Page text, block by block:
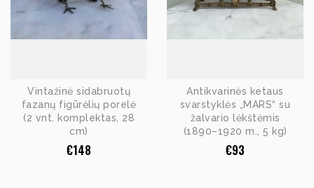
Vintažinė sidabruotų
fazanų figūrėlių porelė
(2 vnt. komplektas, 28
cm)
€148
Antikvarinės ketaus
svarstyklės „MARS“ su
žalvario lėkštėmis
(1890–1920 m., 5 kg)
€93